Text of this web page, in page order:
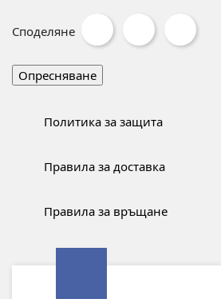
Споделяне
Политика за защита
Правила за доставка
Правила за връщане